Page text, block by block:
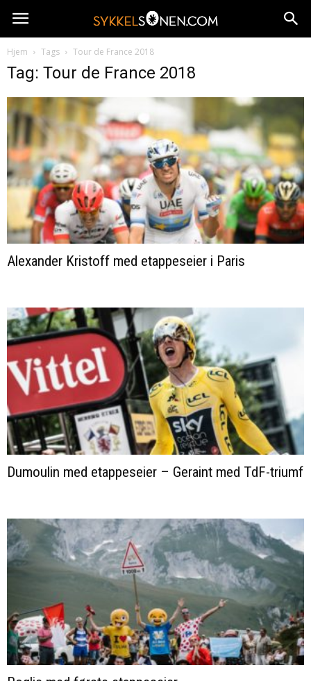
Hjem Tags Tour de France 2018
Tag: Tour de France 2018
Alexander Kristoff med etappeseier i Paris
Dumoulin med etappeseier – Geraint med TdF-triumf